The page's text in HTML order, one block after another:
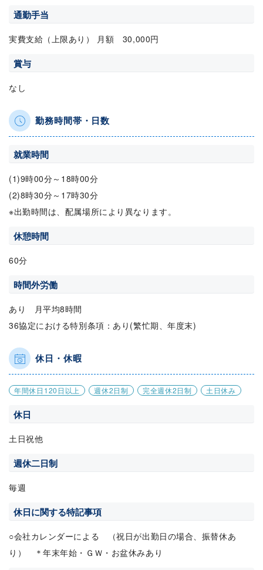
通勤手当
実費支給（上限あり） 月額 30,000円
賞与
なし
勤務時間帯・日数
就業時間
(1)9時00分～18時00分
(2)8時30分～17時30分
※出勤時間は、配属場所により異なります。
休憩時間
60分
時間外労働
あり 月平均8時間
36協定における特別条項：あり(繁忙期、年度末)
休日・休暇
年間休日120日以上 週休2日制 完全週休2日制 土日休み
休日
土日祝他
週休二日制
毎週
休日に関する特記事項
○会社カレンダーによる （祝日が出勤日の場合、振替休あ
り） ＊年末年始・ＧＷ・お盆休みあり